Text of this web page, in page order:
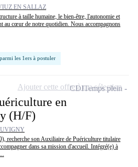
EN SALLAZ
à taille humaine, le bien-être, l'autonomie et
au cœur de notre quotidien. Nous accompagnons
les 1ers à postuler
en
(H/F)
recherche son Auxiliaire de Puériculture titulaire
dans sa mission d'accueil. Intégré(e) à
CDITemps plein
Ajouter cette offre à ma sélection